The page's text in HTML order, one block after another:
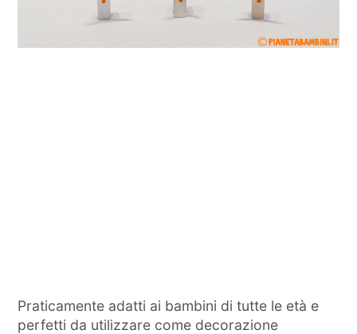
Praticamente adatti ai bambini di tutte le età e
perfetti da utilizzare come decorazione